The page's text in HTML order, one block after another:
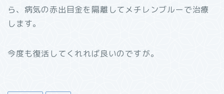
ら、病気の赤出目金を隔離してメチレンブルーで治療
します。
今度も復活してくれれば良いのですが。